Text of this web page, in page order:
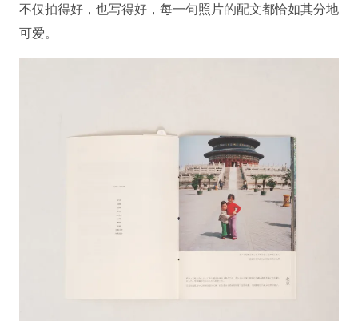
不仅拍得好，也写得好，每一句照片的配文都恰如其分地
可爱。